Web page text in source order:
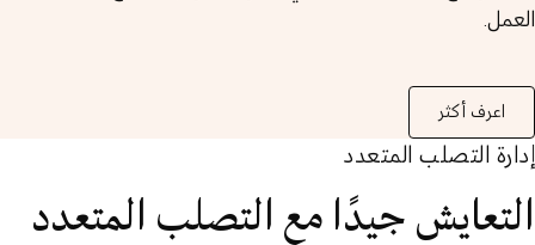
العمل.
اعرف أكثر
إدارة التصلب المتعدد
التعايش جيدًا مع التصلب المتعدد